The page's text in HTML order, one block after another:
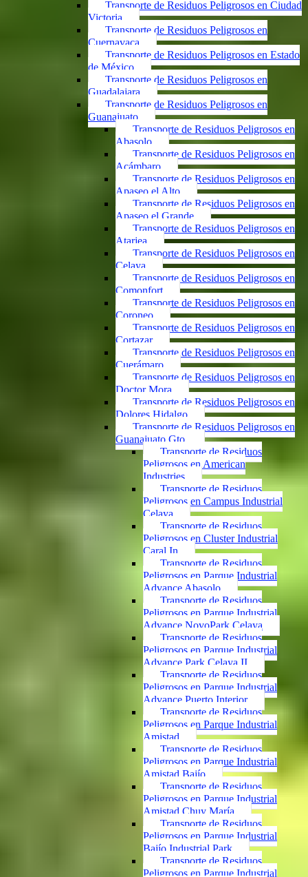
Transporte de Residuos Peligrosos en Ciudad
Victoria
Transporte de Residuos Peligrosos en
Cuernavaca
Transporte de Residuos Peligrosos en Estado
de México
Transporte de Residuos Peligrosos en
Guadalajara
Transporte de Residuos Peligrosos en
Guanajuato
Transporte de Residuos Peligrosos en
Abasolo
Transporte de Residuos Peligrosos en
Acámbaro
Transporte de Residuos Peligrosos en
Apaseo el Alto
Transporte de Residuos Peligrosos en
Apaseo el Grande
Transporte de Residuos Peligrosos en
Atarjea
Transporte de Residuos Peligrosos en
Celaya
Transporte de Residuos Peligrosos en
Comonfort
Transporte de Residuos Peligrosos en
Coroneo
Transporte de Residuos Peligrosos en
Cortazar
Transporte de Residuos Peligrosos en
Cuerámaro
Transporte de Residuos Peligrosos en
Doctor Mora
Transporte de Residuos Peligrosos en
Dolores Hidalgo
Transporte de Residuos Peligrosos en
Guanajuato Gto.
Transporte de Residuos
Peligrosos en American
Industries
Transporte de Residuos
Peligrosos en Campus Industrial
Celaya
Transporte de Residuos
Peligrosos en Cluster Industrial
Caral In
Transporte de Residuos
Peligrosos en Parque Industrial
Advance Abasolo
Transporte de Residuos
Peligrosos en Parque Industrial
Advance NovoPark Celaya
Transporte de Residuos
Peligrosos en Parque Industrial
Advance Park Celaya II
Transporte de Residuos
Peligrosos en Parque Industrial
Advance Puerto Interior
Transporte de Residuos
Peligrosos en Parque Industrial
Amistad
Transporte de Residuos
Peligrosos en Parque Industrial
Amistad Bajío
Transporte de Residuos
Peligrosos en Parque Industrial
Amistad Chuy María
Transporte de Residuos
Peligrosos en Parque Industrial
Bajío Industrial Park
Transporte de Residuos
Peligrosos en Parque Industrial